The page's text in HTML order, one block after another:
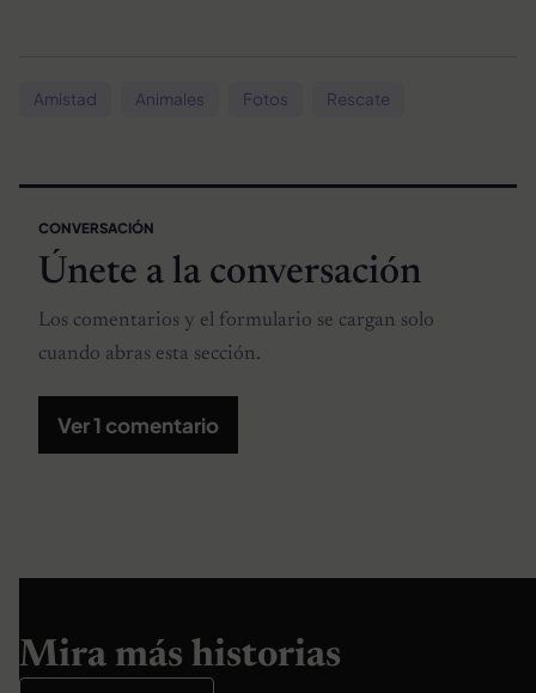
Amistad Animales Fotos Rescate
CONVERSACIÓN
Únete a la conversación
Los comentarios y el formulario se cargan solo
cuando abras esta sección.
Ver 1 comentario
Mira más historias